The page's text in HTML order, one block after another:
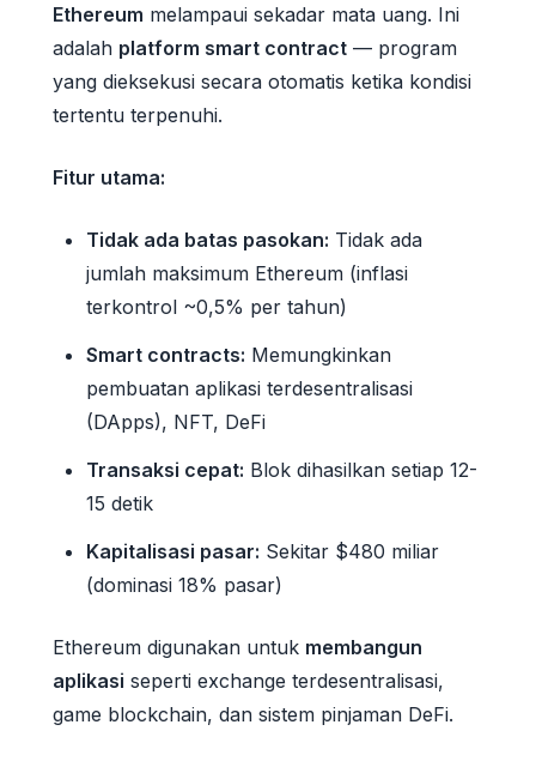
Ethereum melampaui sekadar mata uang. Ini
adalah platform smart contract — program
yang dieksekusi secara otomatis ketika kondisi
tertentu terpenuhi.
Fitur utama:
Tidak ada batas pasokan: Tidak ada
jumlah maksimum Ethereum (inflasi
terkontrol ~0,5% per tahun)
Smart contracts: Memungkinkan
pembuatan aplikasi terdesentralisasi
(DApps), NFT, DeFi
Transaksi cepat: Blok dihasilkan setiap 12-
15 detik
Kapitalisasi pasar: Sekitar $480 miliar
(dominasi 18% pasar)
Ethereum digunakan untuk membangun
aplikasi seperti exchange terdesentralisasi,
game blockchain, dan sistem pinjaman DeFi.